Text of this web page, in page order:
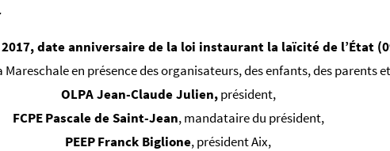
date anniversaire de la loi instaurant la laïcité de l’État
en présence des organisateurs, des enfants, des parents
OLPAJean-Claude Julien,président,
FCPE Pascale de Saint-Jean, mandataire du président,
PEEPFranck Biglione, président Aix,